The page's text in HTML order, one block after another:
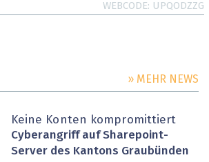
WEBCODE UPQODZZG
» MEHR NEWS
Keine Konten kompromittiert
Cyberangriff auf Sharepoint-
Server des Kantons Graubünden